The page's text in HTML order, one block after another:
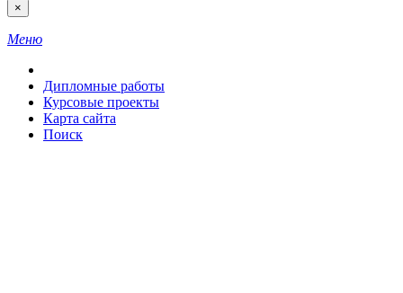
×
Меню
Дипломные работы
Курсовые проекты
Карта сайта
Поиск